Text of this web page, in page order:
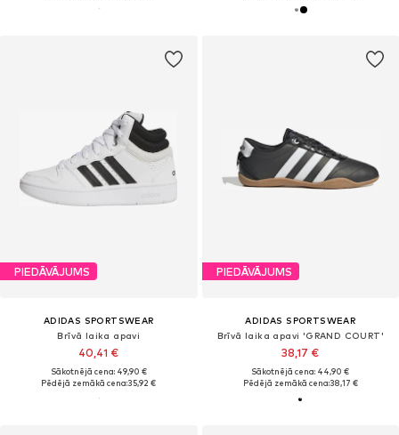
PIEDĀVĀJUMS
ADIDAS SPORTSWEAR
Brīvā laika apavi
40,41 €
Sākotnējā cena: 49,90 €
Pēdējā zemākā cena:35,92 €
PIEDĀVĀJUMS
ADIDAS SPORTSWEAR
Brīvā laika apavi 'GRAND COURT'
38,17 €
Sākotnējā cena: 44,90 €
Pēdējā zemākā cena:38,17 €